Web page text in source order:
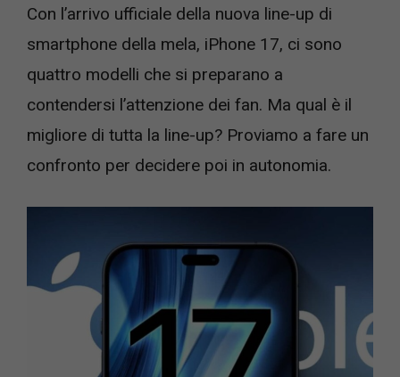
Con l’arrivo ufficiale della nuova line-up di
smartphone della mela, iPhone 17, ci sono
quattro modelli che si preparano a
contendersi l’attenzione dei fan. Ma qual è il
migliore di tutta la line-up? Proviamo a fare un
confronto per decidere poi in autonomia.